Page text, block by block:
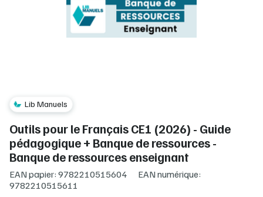
Lib Manuels
Outils pour le Français CE1 (2026) - Guide
pédagogique + Banque de ressources -
Banque de ressources enseignant
EAN papier: 9782210515604
EAN numérique:
9782210515611